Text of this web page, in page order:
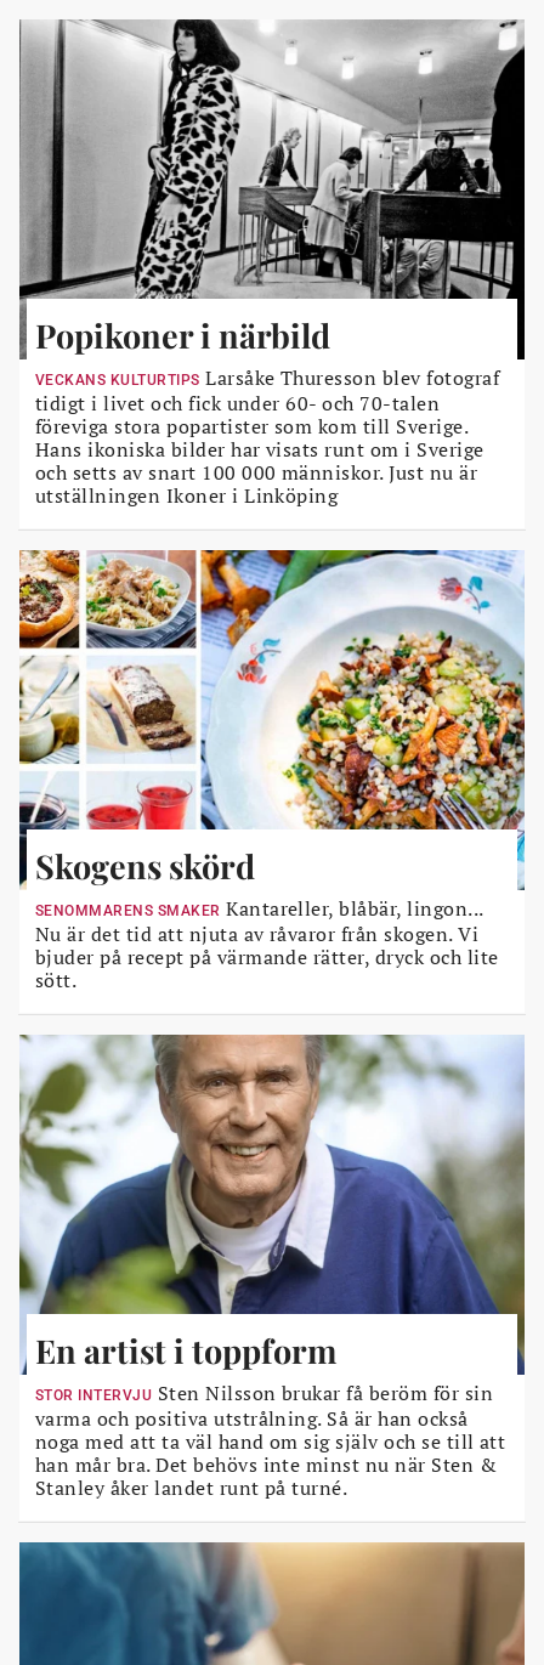
Popikoner i närbild
VECKANS KULTURTIPS Larsåke Thuresson blev fotograf
tidigt i livet och fick under 60- och 70-talen
föreviga stora popartister som kom till Sverige.
Hans ikoniska bilder har visats runt om i Sverige
och setts av snart 100 000 människor. Just nu är
utställningen Ikoner i Linköping
Skogens skörd
SENOMMARENS SMAKER Kantareller, blåbär, lingon...
Nu är det tid att njuta av råvaror från skogen. Vi
bjuder på recept på värmande rätter, dryck och lite
sött.
En artist i toppform
STOR INTERVJU Sten Nilsson brukar få beröm för sin
varma och positiva utstrålning. Så är han också
noga med att ta väl hand om sig själv och se till att
han mår bra. Det behövs inte minst nu när Sten &
Stanley åker landet runt på turné.